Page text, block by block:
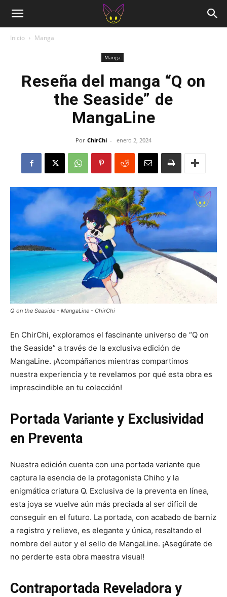
Inicio Manga
Manga
Reseña del manga “Q on
the Seaside” de
MangaLine
Por ChirChi - enero 2, 2024
Q on the Seaside - MangaLine - ChirChi
En ChirChi, exploramos el fascinante universo de “Q on
the Seaside” a través de la exclusiva edición de
MangaLine. ¡Acompáñanos mientras compartimos
nuestra experiencia y te revelamos por qué esta obra es
imprescindible en tu colección!
Portada Variante y Exclusividad
en Preventa
Nuestra edición cuenta con una portada variante que
captura la esencia de la protagonista Chiho y la
enigmática criatura Q. Exclusiva de la preventa en línea,
esta joya se vuelve aún más preciada al ser difícil de
conseguir en el futuro. La portada, con acabado de barniz
a registro y relieve, es elegante y única, resaltando el
nombre del autor y el sello de MangaLine. ¡Asegúrate de
no perderte esta obra maestra visual!
Contraportada Reveladora y